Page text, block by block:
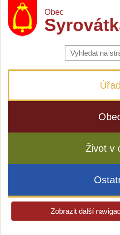
Obec
Vyhledávání
na
stránkách
Úřad
Život v
Zobrazit další